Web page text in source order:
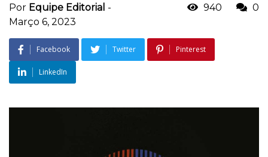
Por Equipe Editorial -
Março 6, 2023
940 0
Facebook Twitter Pinterest
LinkedIn